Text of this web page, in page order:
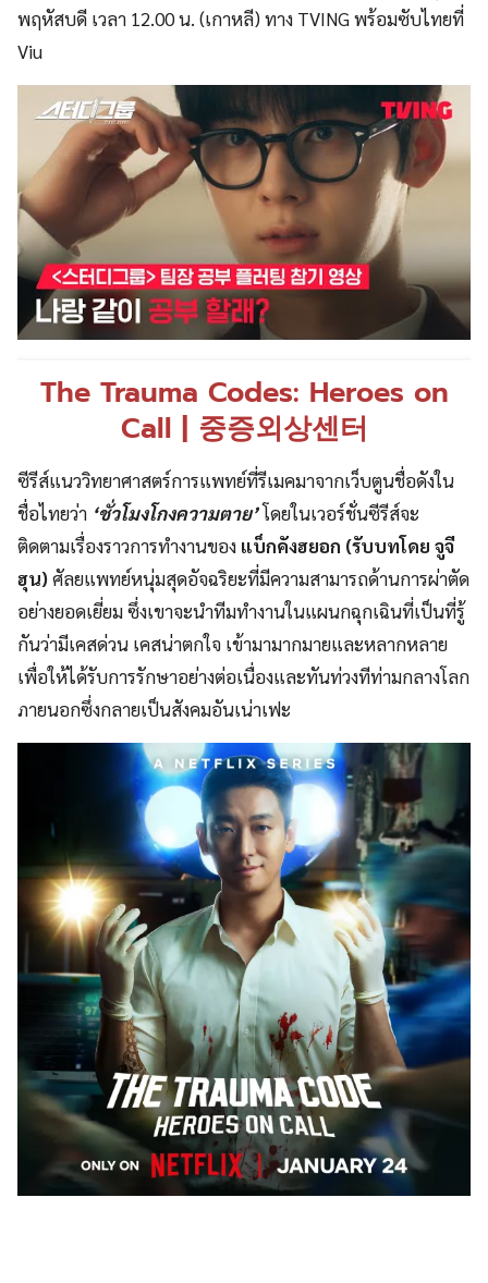
พฤหัสบดี เวลา 12.00 น. (เกาหลี) ทาง TVING พร้อมซับไทยที่
Viu
The Trauma Codes: Heroes on
Call | 중증외상센터
ซีรีส์แนววิทยาศาสตร์การแพทย์ที่รีเมคมาจากเว็บตูนชื่อดังใน
ชื่อไทยว่า ‘ชั่วโมงโกงความตาย’โดยในเวอร์ชั่นซีรีส์จะ
ติดตามเรื่องราวการทำงานของ แบ็กคังฮยอก (รับบทโดย จูจี
ฮุน)ศัลยแพทย์หนุ่มสุดอัจฉริยะที่มีความสามารถด้านการผ่าตัด
อย่างยอดเยี่ยม ซึ่งเขาจะนำทีมทำงานในแผนกฉุกเฉินที่เป็นที่รู้
กันว่ามีเคสด่วน เคสน่าตกใจ เข้ามามากมายและหลากหลาย
เพื่อให้ได้รับการรักษาอย่างต่อเนื่องและทันท่วงทีท่ามกลางโลก
ภายนอกซึ่งกลายเป็นสังคมอันเน่าเฟะ